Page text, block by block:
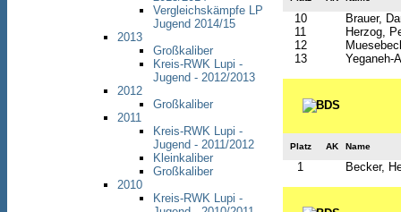
Vergleichskämpfe LP
Jugend 2014/15
2013
Großkaliber
Kreis-RWK Lupi -
Jugend - 2012/2013
2012
Großkaliber
2011
Kreis-RWK Lupi -
Jugend - 2011/2012
Kleinkaliber
Großkaliber
2010
Kreis-RWK Lupi -
10
Brauer,
11
Herzog,
12
13
Yeganeh-
Platz AK Name
1 Becker,